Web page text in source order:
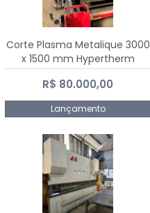
Corte Plasma Metalique 3000
x 1500 mm Hypertherm
Powermax 45 xp
R$ 80.000,00
Lançamento